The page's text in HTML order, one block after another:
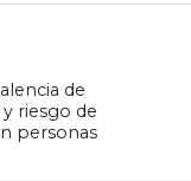
de
riesgo de
personas